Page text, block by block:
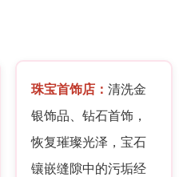
珠宝首饰店： 清洗金
银饰品、钻石首饰，
恢复璀璨光泽，宝石
镶嵌缝隙中的污垢经